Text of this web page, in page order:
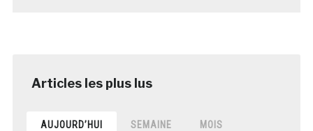
AUJOURD’HUI SEMAINE MOIS